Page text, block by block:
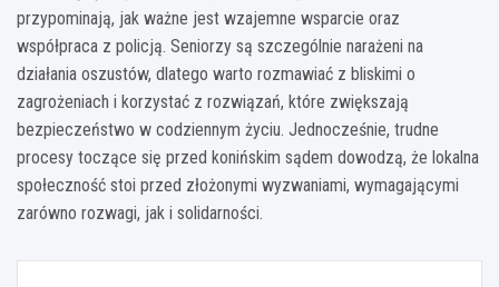
przypominają, jak ważne jest wzajemne wsparcie oraz
współpraca z policją. Seniorzy są szczególnie narażeni na
działania oszustów, dlatego warto rozmawiać z bliskimi o
zagrożeniach i korzystać z rozwiązań, które zwiększają
bezpieczeństwo w codziennym życiu. Jednocześnie, trudne
procesy toczące się przed konińskim sądem dowodzą, że lokalna
społeczność stoi przed złożonymi wyzwaniami, wymagającymi
zarówno rozwagi, jak i solidarności.